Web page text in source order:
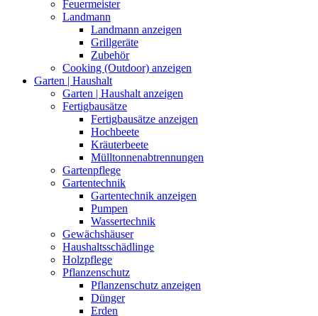
Feuermeister
Landmann
Landmann anzeigen
Grillgeräte
Zubehör
Cooking (Outdoor) anzeigen
Garten | Haushalt
Garten | Haushalt anzeigen
Fertigbausätze
Fertigbausätze anzeigen
Hochbeete
Kräuterbeete
Mülltonnenabtrennungen
Gartenpflege
Gartentechnik
Gartentechnik anzeigen
Pumpen
Wassertechnik
Gewächshäuser
Haushaltsschädlinge
Holzpflege
Pflanzenschutz
Pflanzenschutz anzeigen
Dünger
Erden